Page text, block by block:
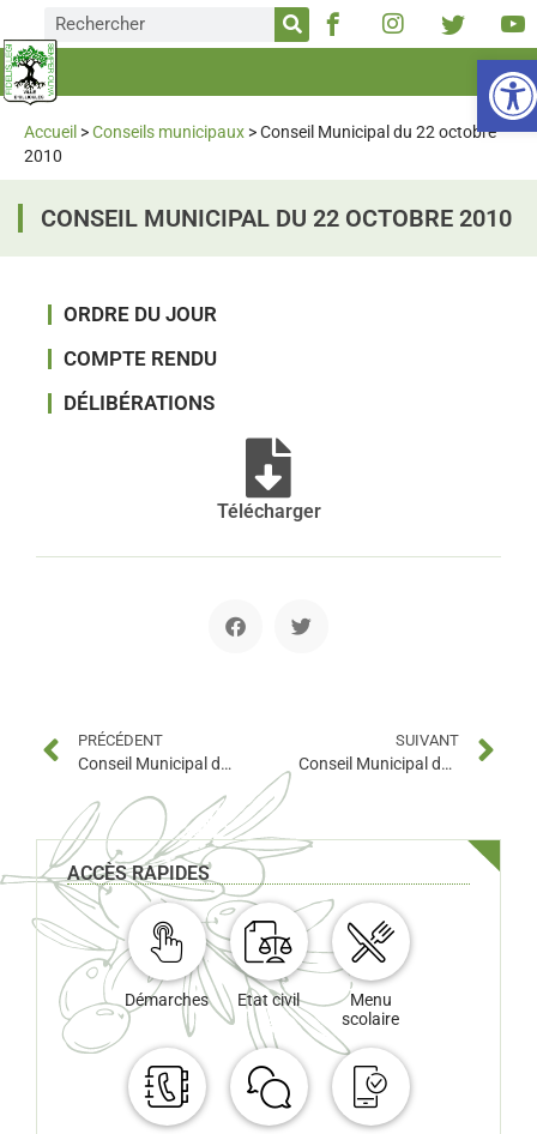
Accueil >Conseils municipaux >Conseil Municipal du 22 octobre
2010
CONSEIL MUNICIPAL DU 22 OCTOBRE 2010
ORDRE DU JOUR
COMPTE RENDU​
DÉLIBÉRATIONS​
Télécharger
PRÉCÉDENT
Conseil Municipal du 27 septembre 2010
SUIVANT
Conseil Municipal du 27 décembre 2010
ACCÈS RAPIDES
Démarches Etat civil
Menu
scolaire